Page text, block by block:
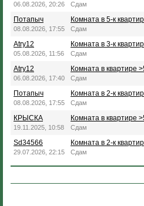
06.08.2026, 20:26 Сдам
Потапыч
08.08.2026, 17:55
Комната в 5-к
Сдам
Atry12
05.08.2026, 11:56
Комната в 3-к
Сдам
Atry12
06.08.2026, 17:40
Комната в квартире
Сдам
Потапыч
08.08.2026, 17:55
Комната в 2-к
Сдам
КРЫСКА
19.11.2025, 10:58
Комната в квартире
Сдам
Sd34566
29.07.2026, 22:15
Комната в 2-к
Сдам